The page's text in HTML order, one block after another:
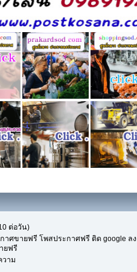
ต่อวัน)
กาศขายฟรี โพสประกาศฟรี ติด google ลง
ยฟรี
วาม